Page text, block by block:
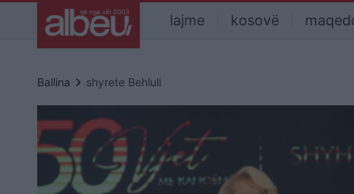
lajme kosovë
Ballina keyboard_arrow_right shyrete Behluli